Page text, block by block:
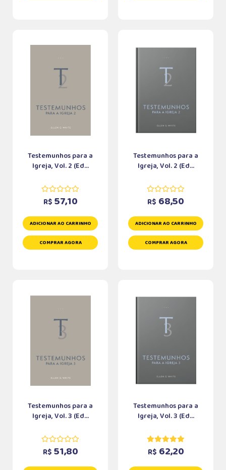
Testemunhos para a
Igreja, Vol. 2 (Ed...
R$ 57,10
ADICIONAR AO CARRINHO
COMPRAR AGORA
Testemunhos para a
Igreja, Vol. 2 (Ed...
R$ 68,50
ADICIONAR AO CARRINHO
COMPRAR AGORA
Testemunhos para a
Igreja, Vol. 3 (Ed...
R$ 51,80
Testemunhos para a
Igreja, Vol. 3 (Ed...
R$ 62,20